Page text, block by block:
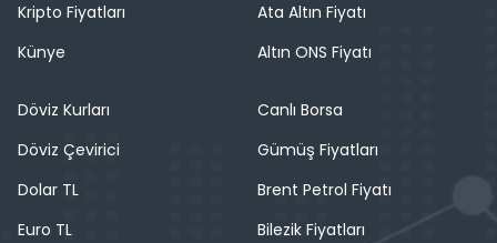
Kripto Fiyatları
Künye
Ata Altın Fiyatı
Altın ONS Fiyatı
Döviz Kurları
Döviz Çevirici
Dolar TL
Euro TL
Canlı Borsa
Gümüş Fiyatları
Brent Petrol Fiyatı
Bilezik Fiyatları